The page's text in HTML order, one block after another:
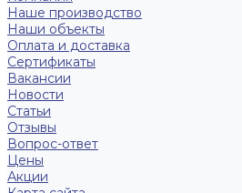
Наше производство
Наши объекты
Оплата и доставка
Сертификаты
Вакансии
Новости
Статьи
Отзывы
Вопрос-ответ
Цены
Акции